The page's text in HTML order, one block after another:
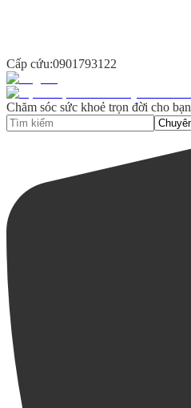
Cấp cứu:0901793122
Chăm sóc sức khoẻ trọn đời cho bạn